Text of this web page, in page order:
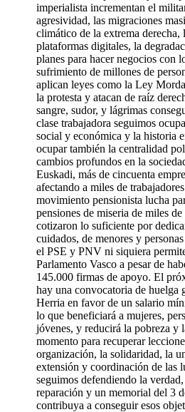
imperialista incrementan el
agresividad, las migraciones
climático de la extrema derecha,
plataformas digitales, la
planes para hacer negocios con
sufrimiento de millones de
aplican leyes como la Ley
la protesta y atacan de raíz
sangre, sudor, y lágrimas
clase trabajadora seguimos
social y económica y la historia
ocupar también la centralidad
cambios profundos en la
Euskadi, más de cincuenta
afectando a miles de
movimiento pensionista lucha
pensiones de miseria de miles
cotizaron lo suficiente por
cuidados, de menores y
el PSE y PNV ni siquiera
Parlamento Vasco a pesar de
145.000 firmas de apoyo. El
hay una convocatoria de huelga
Herria en favor de un salario
lo que beneficiará a mujeres,
jóvenes, y reducirá la pobreza y
momento para recuperar
organización, la solidaridad, la
extensión y coordinación de las
seguimos defendiendo la
reparación y un memorial del 3
contribuya a conseguir esos